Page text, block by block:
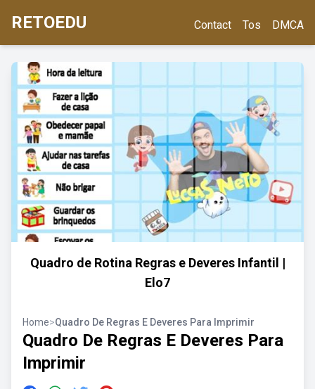
RETOEDU Contact Tos DMCA
Quadro de Rotina Regras e Deveres Infantil |
Elo7
Home>Quadro De Regras E Deveres Para Imprimir
Quadro De Regras E Deveres Para
Imprimir